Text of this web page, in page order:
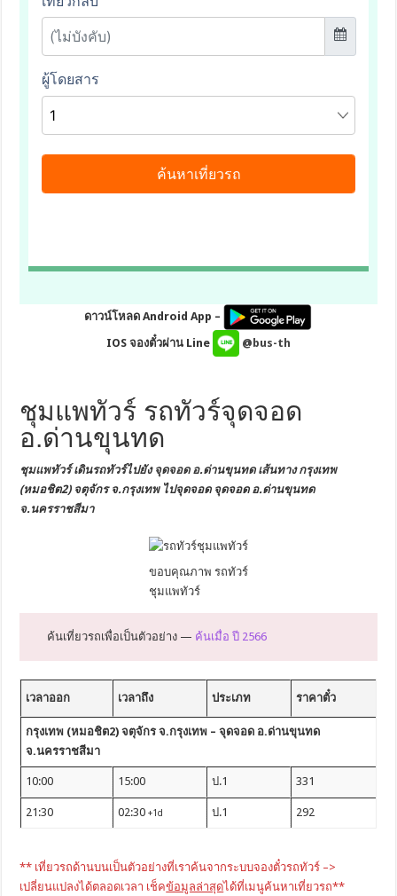
ดาวน์โหลด Android App –
IOS จองตั๋วผ่าน Line
@bus-th
ชุมแพทัวร์ รถทัวร์จุดจอด
อ.ด่านขุนทด
ชุมแพทัวร์ เดินรถทัวร์ไปยัง จุดจอด อ.ด่านขุนทดเส้นทาง กรุงเทพ
(หมอชิต2) จตุจักร จ.กรุงเทพ ไปจุดจอด จุดจอด อ.ด่านขุนทด
จ.นครราชสีมา
ขอบคุณภาพ รถทัวร์
ชุมแพทัวร์
ค้นเที่ยวรถเพื่อเป็นตัวอย่าง — ค้นเมื่อ ปี 2566
เวลาออก เวลาถึง ประเภท ราคาตั๋ว
กรุงเทพ (หมอชิต2) จตุจักร จ.กรุงเทพ – จุดจอด อ.ด่านขุนทด
จ.นครราชสีมา
10:00 15:00 ป.1 331
21:30 02:30+1d ป.1 292
** เที่ยวรถด้านบนเป็นตัวอย่างที่เราค้นจากระบบจองตั๋วรถทัวร์ –>
เปลี่ยนแปลงได้ตลอดเวลา เช็คข้อมูลล่าสุดได้ที่เมนูค้นหาเที่ยวรถ**